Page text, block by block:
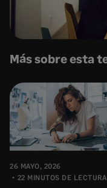
Más sobre esta
26 MAYO, 2026
22 MINUTOS DE LECTURA